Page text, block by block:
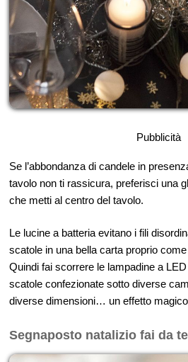
Pubblicità
Se l’abbondanza di candele in
tavolo non ti rassicura, preferisci una
che metti al centro del tavolo.
Le lucine a batteria evitano i fili
scatole in una bella carta proprio
Quindi fai scorrere le lampadine a
scatole confezionate sotto diverse
diverse dimensioni… un effetto
Segnaposto natalizio fai da te